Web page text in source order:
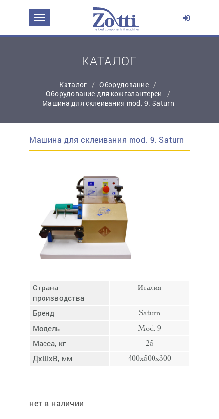
КАТАЛОГ
Каталог
Оборудование
Оборудование для кожгалантереи
Машина для склеивания mod. 9. Saturn
Машина для склеивания mod. 9. Saturn
Страна
производства
Италия
Бренд Saturn
Модель Mod. 9
Масса, кг 25
ДхШхВ, мм 400x500x300
нет в наличии
ЗАДАТЬ ВОПРОС О ПРОДУКТЕ
Эл. почта:
Контактный телефон:*
Отмена